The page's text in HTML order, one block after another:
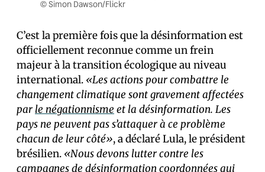
© Simon Dawson/Flickr
C’est la première fois que la désinformation est
officiellement reconnue comme un frein
majeur à la transition écologique au niveau
international. «Les actions pour combattre le
changement climatique sont gravement affectées
par le négationnisme et la désinformation. Les
pays ne peuvent pas s’attaquer à ce problème
chacun de leur côté», a déclaré Lula, le président
brésilien. «Nous devons lutter contre les
campagnes de désinformation coordonnées qui